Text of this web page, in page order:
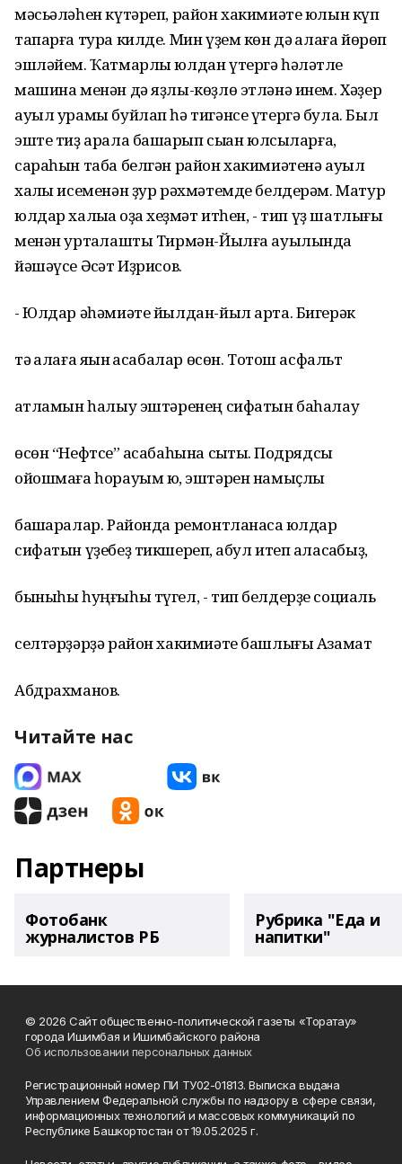
мәсьәләһен күтәреп, район хакимиәте юлын күп
тапарға тура килде. Мин үҙем көн дә ҡалаға йөрөп
эшләйем. Ҡатмарлы юлдан үтергә һәләтле
машина менән дә яҙлы-көҙлө этләнә инем. Хәҙер
ауыл урамы буйлап һә тигәнсе үтергә була. Был
эште тиҙ арала башҡарып сыҡҡан юлсыларға,
сараһын таба белгән район хакимиәтенә ауыл
халҡы исеменән ҙур рәхмәтемде белдерәм. Матур
юлдар халыҡҡа оҙаҡ хеҙмәт итһен, - тип үҙ шатлығы
менән уртаҡлашты Тирмән-Йылға ауылында
йәшәүсе Әсҡәт Иҙрисов.
- Юлдар әһәмиәте йылдан-йыл арта. Бигерәк
тә ҡалаға яҡын ҡасабалар өсөн. Тотош асфальт
ҡатламын һалыу эштәренең сифатын баһалау
өсөн “Нефтсе” ҡасабаһына сыҡтыҡ. Подрядсы
ойошмаға һорауым юҡ, эштәрен намыҫлы
башҡаралар. Районда ремонтланасаҡ юлдар
сифатын үҙебеҙ тикшереп, ҡабул итеп аласаҡбыҙ,
быныһы һуңғыһы түгел, - тип белдерҙе социаль
селтәрҙәрҙә район хакимиәте башлығы Азамат
Абдрахманов.
Читайте нас
Партнеры
Фотобанк
журналистов РБ
Рубрика "Еда и
напитки"
© 2026 Сайт общественно-политической газеты «Торатау»
города Ишимбая и Ишимбайского района
Об использовании персональных данных
Регистрационный номер ПИ ТУ02-01813. Выписка выдана
Управлением Федеральной службы по надзору в сфере связи,
информационных технологий и массовых коммуникаций по
Республике Башкортостан от 19.05.2025 г.